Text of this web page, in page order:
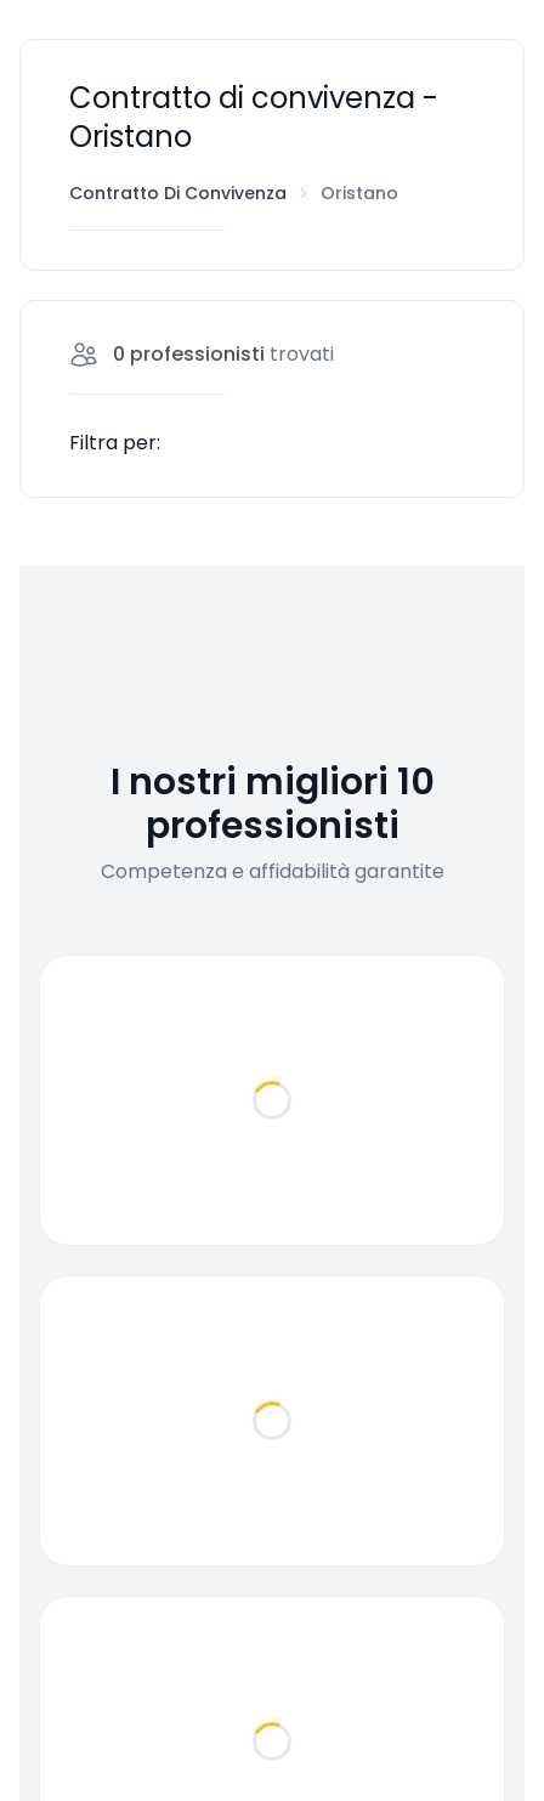
Contratto di convivenza -
Oristano
Contratto Di Convivenza Oristano
0 professionisti trovati
Filtra per:
I nostri migliori 10
professionisti
Competenza e affidabilità garantite
Loading...
Loading...
Loading...